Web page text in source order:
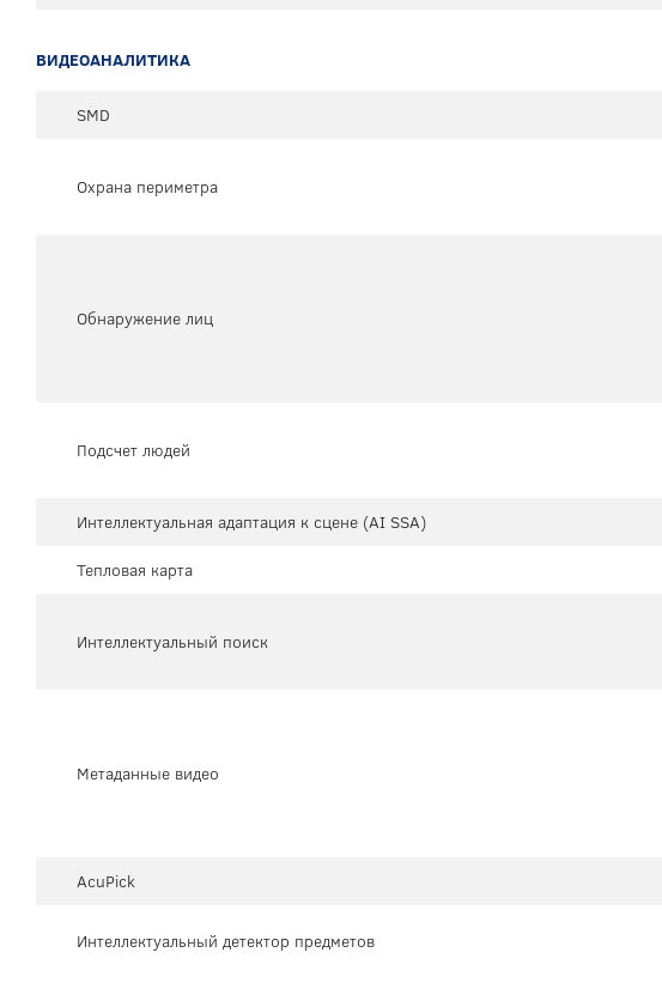
ВИДЕОАНАЛИТИКА
SMD
Охрана периметра
Обнаружение лиц
Подсчет людей
Интеллектуальная адаптация к сцене (AI SSA)
Тепловая карта
Интеллектуальный поиск
Метаданные видео
AcuPick
Интеллектуальный детектор предметов